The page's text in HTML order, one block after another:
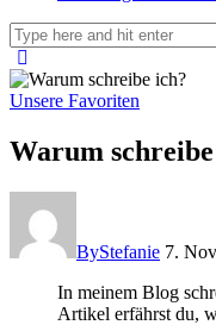
Unsere Favoriten
Warum
ByStefanie 7.
In meinem Blog
Artikel erfährst du,